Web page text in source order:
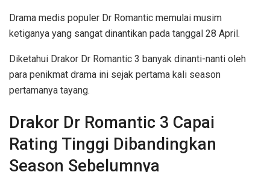
Drama medis populer Dr Romantic memulai musim
ketiganya yang sangat dinantikan pada tanggal 28 April.
Diketahui Drakor Dr Romantic 3 banyak dinanti-nanti oleh
para penikmat drama ini sejak pertama kali season
pertamanya tayang.
Drakor Dr Romantic 3 Capai
Rating Tinggi Dibandingkan
Season Sebelumnya